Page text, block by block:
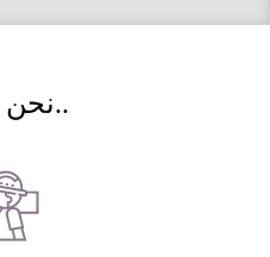
نحن كذلك..